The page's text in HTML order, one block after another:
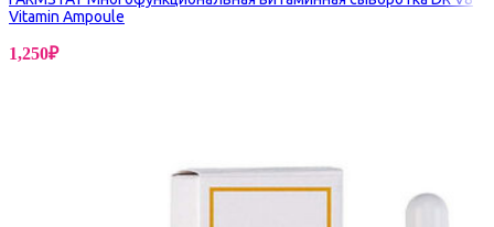
Vitamin Ampoule
1,250₽